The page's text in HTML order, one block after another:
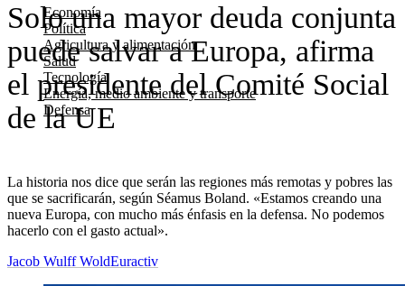
Economía
Política
Agricultura y alimentación
Salud
Tecnología
Energía, medio ambiente y transporte
Defensa
Solo una mayor deuda conjunta
puede salvar a Europa, afirma
el presidente del Comité Social
de la UE
La historia nos dice que serán las regiones más remotas y pobres las
que se sacrificarán, según Séamus Boland. «Estamos creando una
nueva Europa, con mucho más énfasis en la defensa. No podemos
hacerlo con el gasto actual».
Jacob Wulff WoldEuractiv